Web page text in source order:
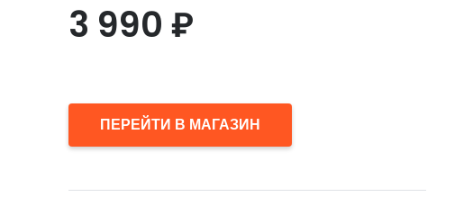
3 990 ₽
ПЕРЕЙТИ В МАГАЗИН